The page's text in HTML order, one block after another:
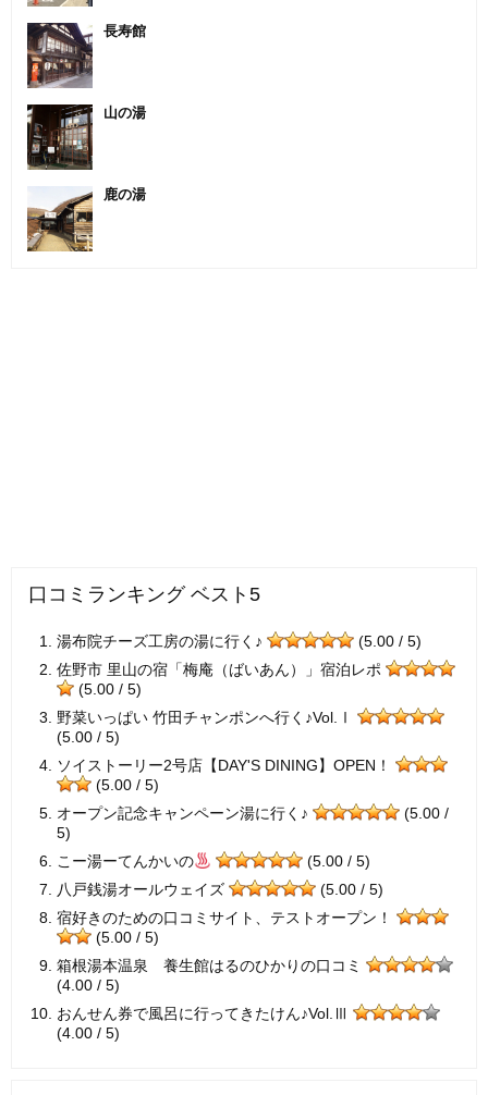
長寿館
山の湯
鹿の湯
口コミランキング ベスト5
湯布院チーズ工房の湯に行く♪
(5.00 / 5)
佐野市 里山の宿「梅庵（ばいあん）」宿泊レポ
(5.00 / 5)
野菜いっぱい 竹田チャンポンへ行く♪Vol.Ⅰ
(5.00 / 5)
ソイストーリー2号店【DAY'S DINING】OPEN！
(5.00 / 5)
オープン記念キャンペーン湯に行く♪
(5.00 /
5)
こー湯ーてんかいの
(5.00 / 5)
八戸銭湯オールウェイズ
(5.00 / 5)
宿好きのための口コミサイト、テストオープン！
(5.00 / 5)
箱根湯本温泉 養生館はるのひかりの口コミ
(4.00 / 5)
おんせん券で風呂に行ってきたけん♪Vol.Ⅲ
(4.00 / 5)